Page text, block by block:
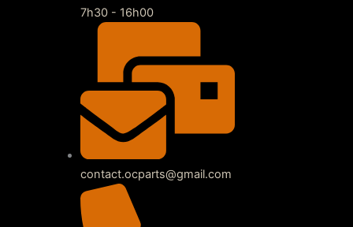
7h30 - 16h00
contact.ocparts@gmail.com